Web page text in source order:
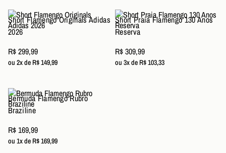
Short Flamengo Originals Adidas
2026
R$ 299,99
ou 2x de R$ 149,99
Short Praia Flamengo 130 Anos
Reserva
R$ 309,99
ou 3x de R$ 103,33
Bermuda Flamengo Rubro
Braziline
R$ 169,99
ou 1x de R$ 169,99